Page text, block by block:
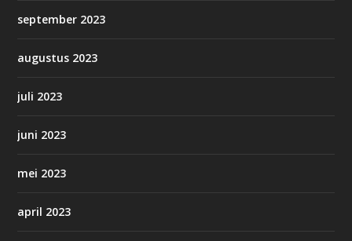
september 2023
augustus 2023
juli 2023
juni 2023
mei 2023
april 2023